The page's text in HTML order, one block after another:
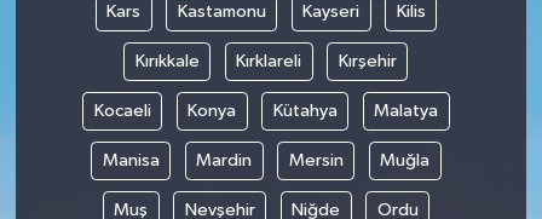
Kars Kastamonu Kayseri Kilis
Kırıkkale Kırklareli Kırşehir
Kocaeli Konya Kütahya Malatya
Manisa Mardin Mersin Muğla
Muş Nevşehir Niğde Ordu